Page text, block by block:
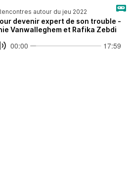
autour du jeu 2022
devenir expert de son trouble -
Vanwalleghem et Rafika Zebdi